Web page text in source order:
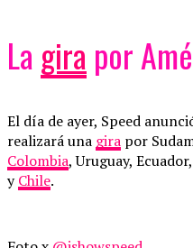
La gira por
El día de ayer, Speed
realizará una gira por
Colombia, Uruguay,
yChile.